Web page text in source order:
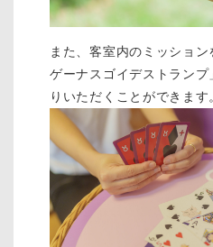
また、客室内のミッショ
ゲーナスゴイデストラン
りいただくことができます